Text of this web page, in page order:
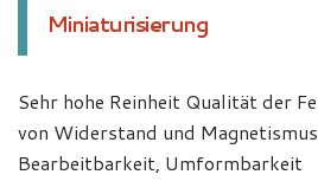
Miniaturisierung
Sehr hohe Reinheit Qualität der
von Widerstand und
Bearbeitbarkeit, Umformbarkeit